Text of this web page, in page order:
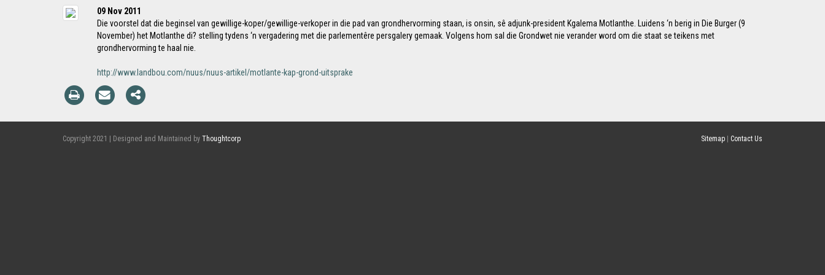
09 Nov 2011
Die voorstel dat die beginsel van gewillige-koper/gewillige-verkoper in die pad van grondhervorming staan, is onsin, sê adjunk-president Kgalema Motlanthe. Luidens ‘n berig in Die Burger (9
November) het Motlanthe di? stelling tydens ‘n vergadering met die parlementêre persgalery gemaak. Volgens hom sal die Grondwet nie verander word om die staat se teikens met
grondhervorming te haal nie.
http://www.landbou.com/nuus/nuus-artikel/motlante-kap-grond-uitsprake
Copyright 2021 | Designed and Maintained by Thoughtcorp Sitemap Contact Us